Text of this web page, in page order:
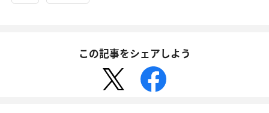
この記事をシェアしよう